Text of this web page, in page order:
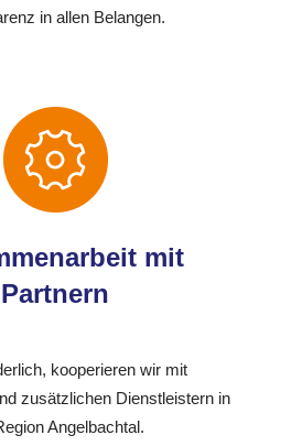
in allen Belangen.
mit
Partnern
kooperieren wir mit
zusätzlichen Dienstleistern in
Angelbachtal.